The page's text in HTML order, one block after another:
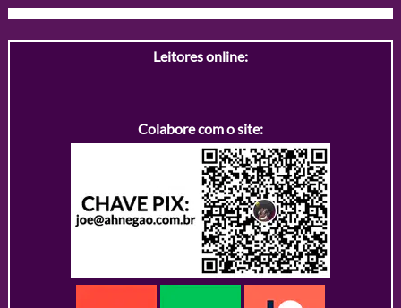
Leitores online:
Colabore com o site: